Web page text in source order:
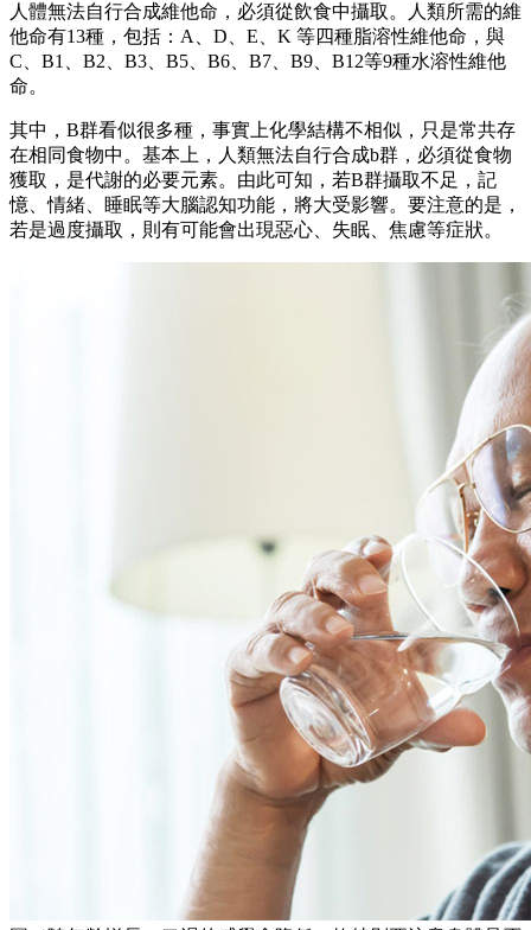
人體無法自行合成維他命，必須從飲食中攝取。人類所需的維
他命有13種，包括：A、D、E、K 等四種脂溶性維他命，與
C、B1、B2、B3、B5、B6、B7、B9、B12等9種水溶性維他
命。
其中，B群看似很多種，事實上化學結構不相似，只是常共存
在相同食物中。基本上，人類無法自行合成b群，必須從食物
獲取，是代謝的必要元素。由此可知，若B群攝取不足，記
憶、情緒、睡眠等大腦認知功能，將大受影響。要注意的是，
若是過度攝取，則有可能會出現惡心、失眠、焦慮等症狀。